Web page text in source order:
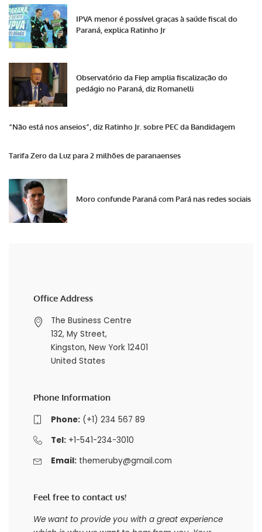
IPVA menor é possível graças à saúde fiscal do
Paraná, explica Ratinho Jr
Observatório da Fiep amplia fiscalização do
pedágio no Paraná, diz Romanelli
“Não está nos anseios”, diz Ratinho Jr. sobre PEC da Bandidagem
Tarifa Zero da Luz para 2 milhões de paranaenses
Moro confunde Paraná com Pará nas redes sociais
Office Address
The Business Centre
132, My Street,
Kingston, New York 12401
United States
Phone Information
Phone:(+1) 234 567 89
Tel:+1-541-234-3010
Email: themeruby@gmail.com
Feel free to contact us!
We want to provide you with a great experience